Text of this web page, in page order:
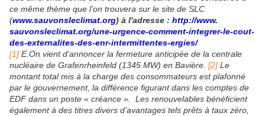
ce même thème que l’on trouvera sur le site de SLC
(www.sauvonsleclimat.org) à l'adresse : http://www.
sauvonsleclimat.org/une-urgence-comment-integrer-le-cout-
des-externalites-des-enr-intermittentes-ergies/
[1] E.On vient d’annoncer la fermeture anticipée de la centrale
nucléaire de Grafenrheinfeld (1345 MW) en Bavière. [2] Le
montant total mis à la charge des consommateurs est plafonné
par le gouvernement, la différence figurant dans les comptes de
EDF dans un poste « créance ». Les renouvelables bénéficient
également à des titres divers d’avantages tels prêts à taux zéro,